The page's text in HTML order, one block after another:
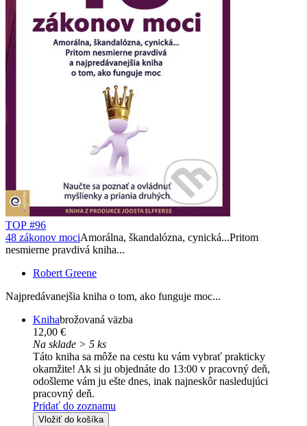
TOP #96
48 zákonov mociAmorálna, škandalózna, cynická...Pritom
nesmierne pravdivá kniha...
Robert Greene
Najpredávanejšia kniha o tom, ako funguje moc...
Knihabrožovaná väzba
12,00 €
Na sklade > 5 ks
Táto kniha sa môže na cestu ku vám vybrať prakticky
okamžite! Ak si ju objednáte do 13:00 v pracovný deň,
odošleme vám ju ešte dnes, inak najneskôr nasledujúci
pracovný deň.
Pridať do zoznamu
Vložiť do košíka